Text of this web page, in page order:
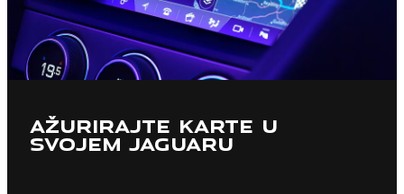
AŽURIRAJTE KARTE U
SVOJEM JAGUARU